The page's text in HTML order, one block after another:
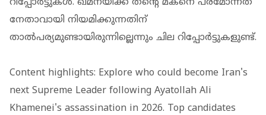
നേതാവായി നിയമിക്കുന്നതിന്
താല്‍പര്യമുണ്ടായിരുന്നില്ലെന്നും ചില റിപ്പോര്‍ട്ടുകളുണ്ട്.
Content highlights: Explore who could become Iran's
next Supreme Leader following Ayatollah Ali
Khamenei's assassination in 2026. Top candidates